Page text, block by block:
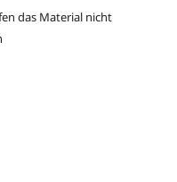
das Material nicht